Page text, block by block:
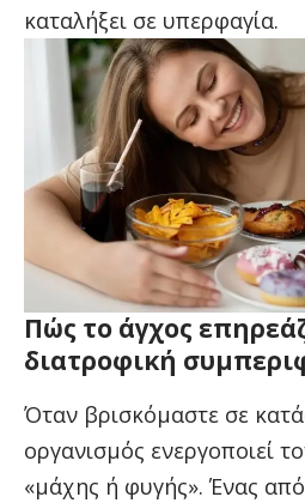
καταλήξει σε υπερφαγία.
Πώς το άγχος
διατροφική
Όταν βρισκόμαστε σε
οργανισμός ενεργοποιεί
«μάχης ή φυγής». Ένας